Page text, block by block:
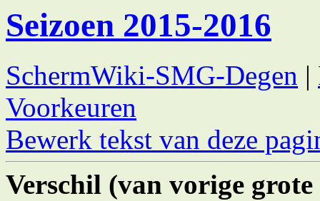
Seizoen 2015-2016
SchermWiki-SMG-Degen |
Voorkeuren
Bewerk tekst van deze
Verschil (van vorige grote